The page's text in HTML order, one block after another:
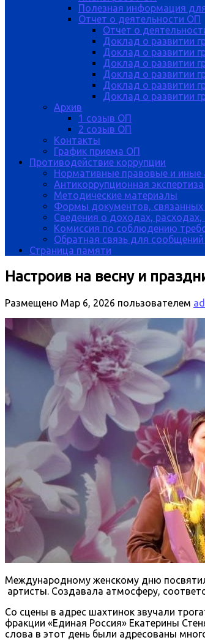
Полезная информация
Отчет о деятельности ОП
Отчет о
Доклад о развитии
Доклад о развитии
Доклад о развитии
Доклад о развитии
Доклад о развитии
Доклад о развитии
Архив
1 созыв ОП
2 созыв ОП
Контакты
График приема ОП
Противодействие коррупции
Нормативные правовые и иные
Антикоррупционная экспертиза
Методические материалы
Формы документов, связанных
Сведения о доходах,
Комиссия по соблюдению
Обратная связь для
Страница памяти
Настроив на весну и
Размещено Мар 6, 2026 пользователем
Международному женскому дню
артисты. Создавала атмосферу,
Со сцены в адрес шахтинок звучали
фракции «Единая Россия» Екатерины
слова в этот день были адресованы